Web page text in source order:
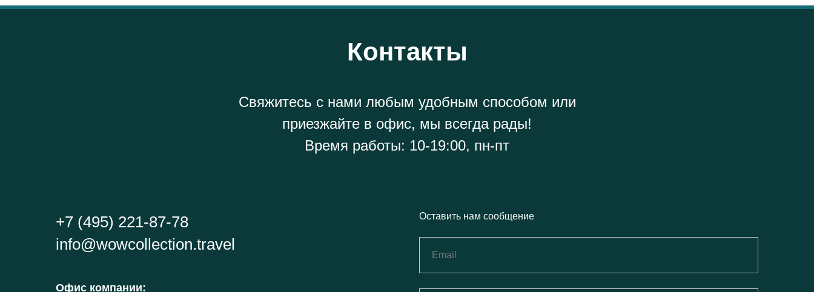
Контакты
Свяжитесь с нами любым удобным способом или
приезжайте в офис, мы всегда рады!
Время работы: 10-19:00, пн-пт
+7 (495) 221-87-78
info@wowcollection.travel
Офис компании:
Оставить нам сообщение